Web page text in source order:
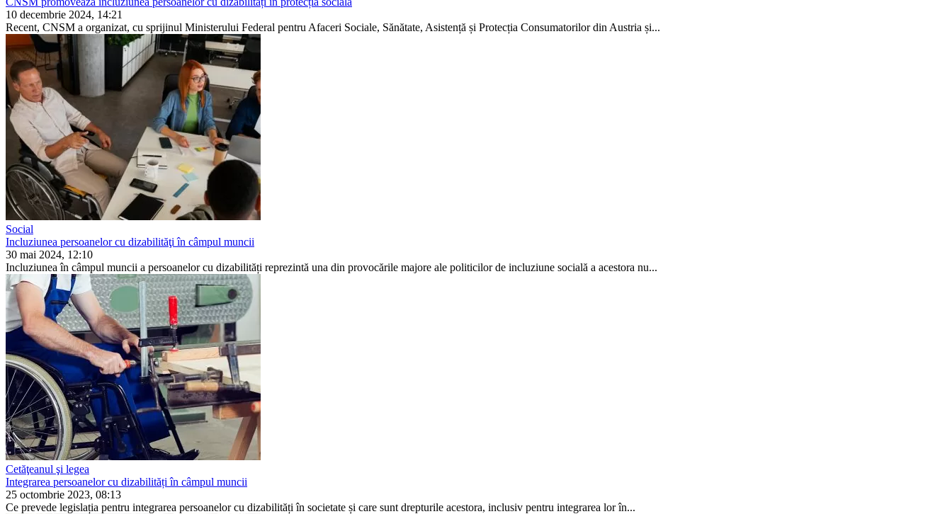
10 decembrie 2024, 14:21
Recent, CNSM a organizat, cu spriji­nul Ministerului Federal pentru Afa­ceri Sociale, Sănătate, Asistență și Protecția Consumatorilor din Austria și...
Social
Incluziunea persoanelor cu dizabilităţi în câmpul muncii
30 mai 2024, 12:10
Incluziunea în câmpul muncii a persoanelor cu dizabilități re­prezintă una din provocările majore ale politicilor de incluziune socială a acestora nu...
Cetăţeanul şi legea
Integrarea persoanelor cu dizabilități în câmpul muncii
25 octombrie 2023, 08:13
Ce prevede legislația pentru integrarea persoanelor cu dizabilități în societate și care sunt drepturile acestora, inclusiv pentru integrarea lor în...